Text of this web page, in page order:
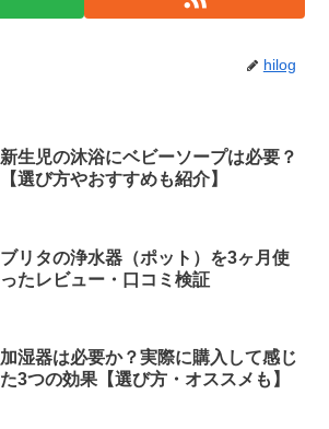
hilog
新生児の沐浴にベビーソープは必要？
【選び方やおすすめも紹介】
ブリタの浄水器（ポット）を3ヶ月使
ったレビュー・口コミ検証
加湿器は必要か？実際に購入して感じ
た3つの効果【選び方・オススメも】